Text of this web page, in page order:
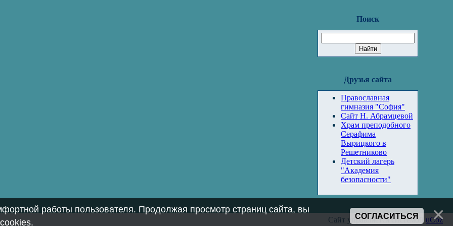
Поиск
Друзья сайта
Православная
гимназия "София"
Сайт Н. Абрамцевой
Храм преподобного
Серафима
Вырицкого в
Решетниково
Детский лагерь
"Академия
безопасности"
Сайт управляется системой uCoz
работы пользователя. Продолжая просмотр страниц сайта, вы
.
СОГЛАСИТЬСЯ